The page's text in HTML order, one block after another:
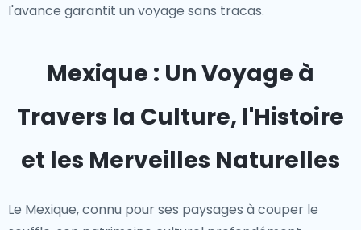
l'avance garantit un voyage sans tracas.
Mexique : Un Voyage à
Travers la Culture, l'Histoire
et les Merveilles Naturelles
Le Mexique, connu pour ses paysages à couper le